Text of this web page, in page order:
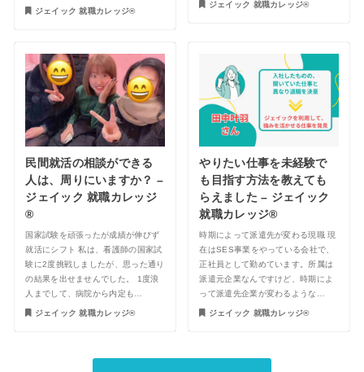
ジェイック 就職カレッジ®︎
ジェイック 就職カレッジ®︎
民間就活の相談ができる
人は、周りにいますか？ –
ジェイック 就職カレッジ
®︎
国家試験を頑張ったが成績が伸びず
就活にシフト 私は、看護師の国家試
験に2度挑戦しましたが、思った通り
の結果を出せませんでした。 1度浪
人までして、病院から内定も…
ジェイック 就職カレッジ®︎
やりたい仕事を未経験で
も目指す方法を教えても
らえました – ジェイック
就職カレッジ®︎
時期によって派遣先が変わる現職 現
在はSES事業をやっている会社で、
正社員として勤めています。所属は
派遣元企業なんですけど、時期によ
って派遣先企業が変わるような…
ジェイック 就職カレッジ®︎